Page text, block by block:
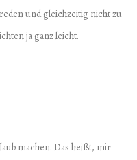
und gleichzeitig nicht zu
ja ganz leicht.
machen. Das heißt, mir